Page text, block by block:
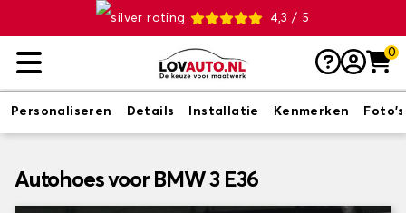
4,3 / 5
0
Personaliseren Details Installatie Kenmerken Foto's
Autohoes voor BMW 3 E36